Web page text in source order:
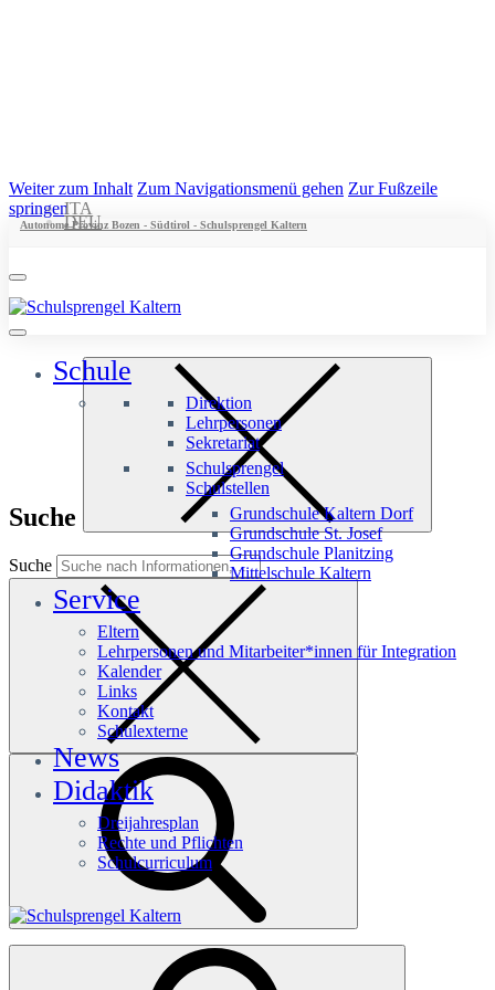
Weiter zum Inhalt Zum Navigationsmenü gehen Zur Fußzeile
springen
Autonome Provinz Bozen - Südtirol - Schulsprengel Kaltern
ITA
DEU
Schule
Direktion
Lehrpersonen
Sekretariat
Schulsprengel
Schulstellen
Grundschule Kaltern Dorf
Grundschule St. Josef
Grundschule Planitzing
Mittelschule Kaltern
Service
Eltern
Lehrpersonen und Mitarbeiter*innen für Integration
Kalender
Links
Kontakt
Schulexterne
News
Didaktik
Dreijahresplan
Rechte und Pflichten
Schulcurriculum
Suche
Suche
Häufige Suchanfragen